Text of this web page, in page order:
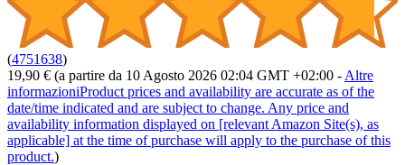
(4751638)
19,90 € (a partire da 10 Agosto 2026 02:04 GMT +02:00 - Altre
informazioniProduct prices and availability are accurate as of the
date/time indicated and are subject to change. Any price and
availability information displayed on [relevant Amazon Site(s), as
applicable] at the time of purchase will apply to the purchase of this
product.)